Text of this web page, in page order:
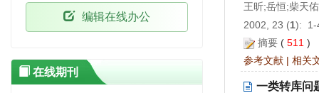
王昕;岳恒;柴天佑
2002, 23 (1): 1-
摘要 ( 511 )
参考文献 | 相关
一类转库问
编辑在线办公
在线期刊